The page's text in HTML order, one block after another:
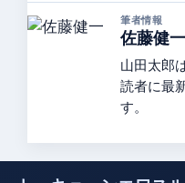
筆者情報
佐藤健一
山田太郎
読者に最
す。